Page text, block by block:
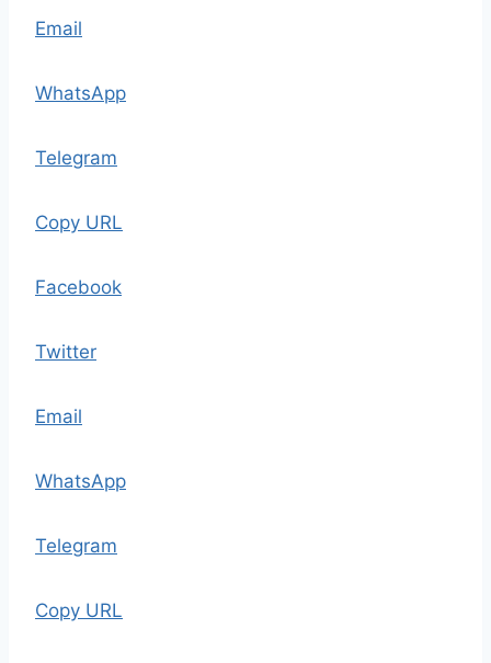
Email
WhatsApp
Telegram
Copy URL
Facebook
Twitter
Email
WhatsApp
Telegram
Copy URL